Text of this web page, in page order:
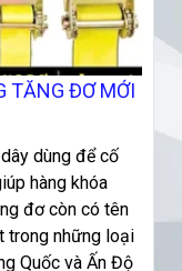
TĂNG ĐƠ MỚI
dùng để cố
hàng khóa
đơ còn có tên
trong những loại
Quốc và Ấn Độ